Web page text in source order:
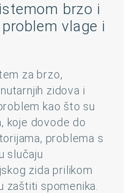
brzo i
vlage i
za brzo,
zidova i
kao što su
koje dovode do
problema s
slučaju
zida prilikom
zaštiti spomenika.